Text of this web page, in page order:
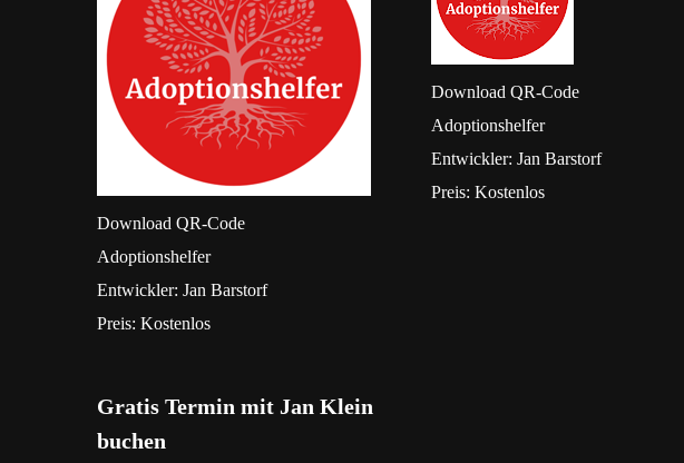
Download QR-Code
‎Adoptionshelfer
Entwickler: Jan Barstorf
Preis: Kostenlos
Gratis Termin mit Jan Klein
buchen
Download QR-Code
Adoptionshelfer
Entwickler: Jan Barstorf
Preis: Kostenlos